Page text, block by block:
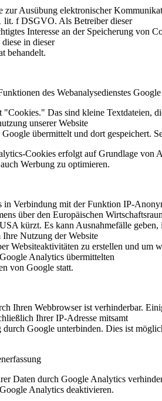
zur Ausübung elektronischer
lit. f DSGVO. Als Betreiber dieser
Interesse an der Speicherung von
in dieser
behandelt.
des Webanalysedienstes
Das sind kleine Textdateien,
unserer Website
übermittelt und dort gespeichert.
Cookies erfolgt auf Grundlage von
Werbung zu optimieren.
Verbindung mit der Funktion IP-
über den Europäischen
kürzt. Es kann Ausnahmefälle
Nutzung der Website
Websiteaktivitäten zu erstellen und um
Analytics übermittelten
von Google statt.
Ihren Webbrowser ist verhinderbar.
Ihrer IP-Adresse mitsamt
durch Google unterbinden. Dies ist
Daten durch Google Analytics
Analytics deaktivieren.